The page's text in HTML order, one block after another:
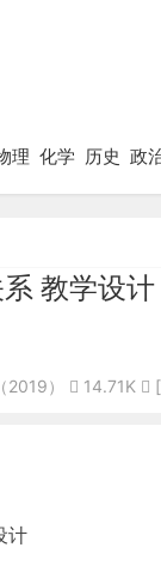
理 化学 历史 政
教学设
） 14.71K
计